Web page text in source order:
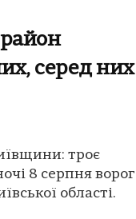
серед них
троє
8 серпня ворог
області.